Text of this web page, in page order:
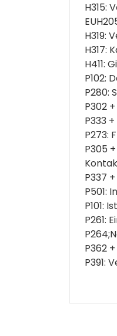
H315:
H319:
H317:
H411:
P102:
P280:
P302
P333
P273:
P305
P337
P501:
P101:
P261:
P362
P391: